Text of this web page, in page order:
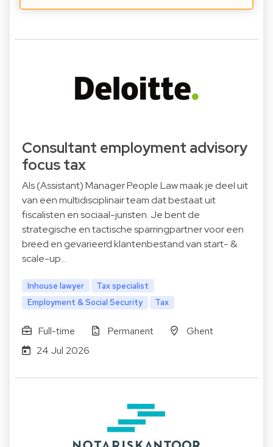
Consultant employment advisory
focus tax
Als (Assistant) Manager People Law maak je deel uit
van een multidisciplinair team dat bestaat uit
fiscalisten en sociaal-juristen. Je bent de
strategische en tactische sparringpartner voor een
breed en gevarieerd klantenbestand van start- &
scale-up…
Inhouse lawyer
Tax specialist
Employment & Social Security
Tax
Full-time Permanent
Ghent
24 Jul 2026